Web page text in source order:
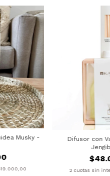
Musky -
Difusor con
2 cuotas sin